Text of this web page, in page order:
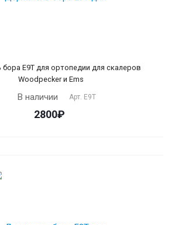
Е9T для ортопедии для скалеров
Woodpecker и Ems
В наличии Арт. Е9Т
2800₽